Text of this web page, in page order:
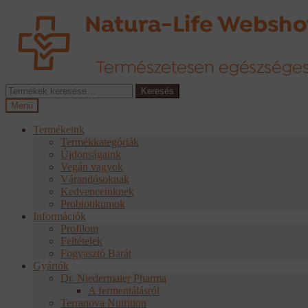
navigációhoz
tartalomba
Keresés
a
következőre:
Keresés
Menü
Termékeink
Termékkategóriák
Újdonságaink
Vegán vagyok
Várandósoknak
Kedvenceinknek
Probiotikumok
Információk
Profilom
Feltételek
Fogyasztó Barát
Gyártók
Dr. Niedermaier Pharma
A fermentálásról
Terranova Nutrition